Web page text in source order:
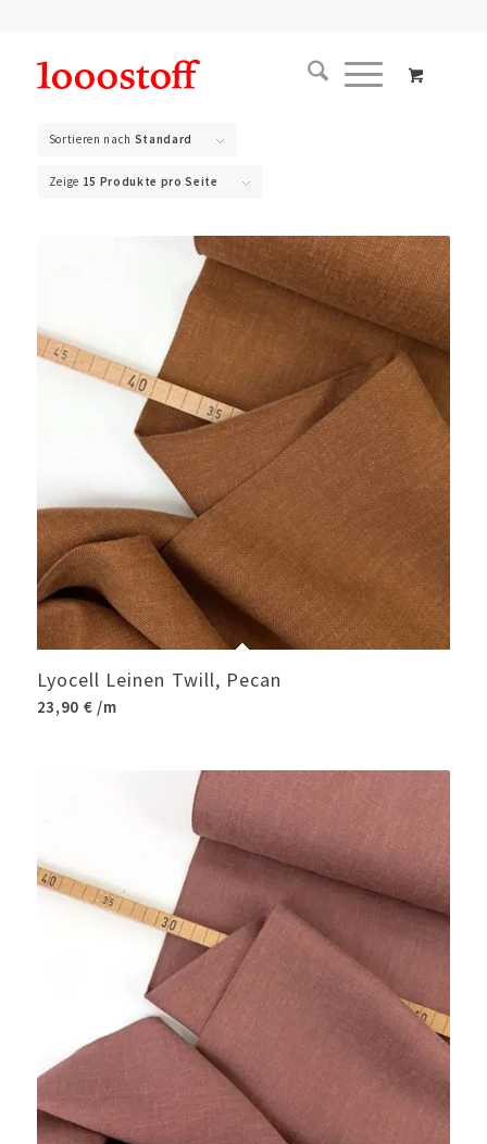
Sortieren nach Standard
Zeige 15 Produkte pro Seite
Lyocell Leinen Twill, Pecan
23,90 € /m